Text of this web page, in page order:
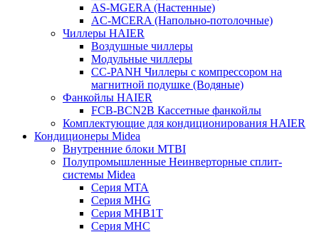
AS-MGERA (Настенные)
AС-MСERA (Напольно-потолочные)
Чиллеры HAIER
Воздушные чиллеры
Модульные чиллеры
CC-PANH Чиллеры с компрессором на
магнитной подушке (Водяные)
Фанкойлы HAIER
FCB-BCN2B Кассетные фанкойлы
Комплектующие для кондиционирования HAIER
Кондиционеры Midea
Внутренние блоки MTBI
Полупромышленные Неинверторные сплит-
системы Midea
Серия MTA
Серия MHG
Серия MHB1T
Серия MHC